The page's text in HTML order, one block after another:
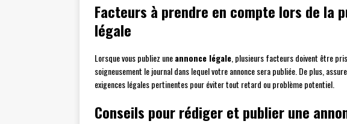
Facteurs à prendre en compte lors de la
légale
Lorsque vous publiez uneannonce légale , plusieurs facteurs doivent être
soigneusement le journal dans lequel votre annonce sera publiée. De plus,
exigences légales pertinentes pour éviter tout retard ou problème potentiel.
Conseils pour rédiger et publier une